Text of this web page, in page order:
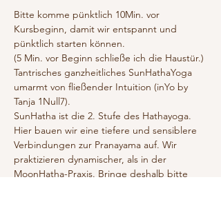
Bitte komme pünktlich 10Min. vor
Kursbeginn, damit wir entspannt und
pünktlich starten können.
(5 Min. vor Beginn schließe ich die Haustür.)
Tantrisches ganzheitliches SunHathaYoga
umarmt von fließender Intuition (inYo by
Tanja 1Null7).
SunHatha ist die 2. Stufe des Hathayoga.
Hier bauen wir eine tiefere und sensiblere
Verbindungen zur Pranayama auf. Wir
praktizieren dynamischer, als in der
MoonHatha-Praxis. Bringe deshalb bitte